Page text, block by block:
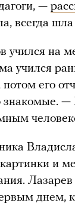
—
всегда
на
учился
потом его
знакомые. —
и
днем,